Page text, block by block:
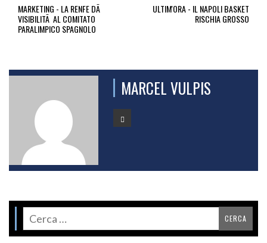
MARKETING - LA RENFE DÃ
VISIBILITÃ AL COMITATO
PARALIMPICO SPAGNOLO
ULTIM'ORA - IL NAPOLI BASKET
RISCHIA GROSSO
MARCEL VULPIS